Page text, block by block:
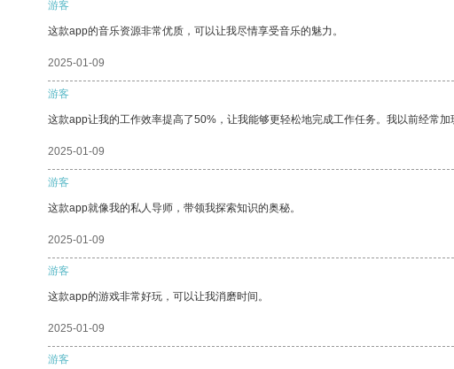
游客
这款app的音乐资源非常优质，可以让我尽情享受音乐的魅力。
2025-01-09
游客
这款app让我的工作效率提高了50%，让我能够更轻松地完成工作任务。我以前经常
2025-01-09
游客
这款app就像我的私人导师，带领我探索知识的奥秘。
2025-01-09
游客
这款app的游戏非常好玩，可以让我消磨时间。
2025-01-09
游客